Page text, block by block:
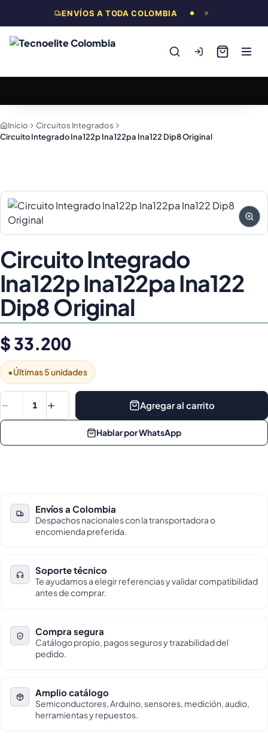
ENVÍOS A TODA COLOMBIA
Inicio
Circuitos Integrados
Circuito Integrado Ina122p Ina122pa Ina122 Dip8 Original
Circuito Integrado
Ina122p Ina122pa Ina122
Dip8 Original
$ 33.200
•Últimas 5 unidades
1 Agregar al carrito
Hablar por WhatsApp
Envíos a Colombia
Despachos nacionales con la transportadora o
encomienda preferida.
Soporte técnico
Te ayudamos a elegir referencias y validar compatibilidad
antes de comprar.
Compra segura
Catálogo propio, pagos seguros y trazabilidad del
pedido.
Amplio catálogo
Semiconductores, Arduino, sensores, medición, audio,
herramientas y repuestos.